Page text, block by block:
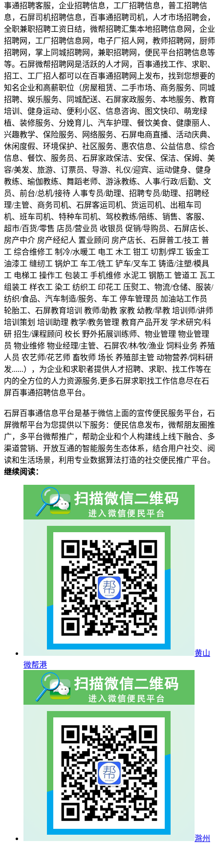
事通招聘客服，企业招聘信息，工厂招聘信息，普工招聘信
息，石屏司机招聘信息，百事通招聘司机，人才市场招聘会，
全职兼职招聘工资日结，微帮招聘汇集本地招聘信息网，企业
招聘网，工厂招聘信息网，电子厂招人网，教师招聘网，厨师
招聘网，掌上同城招聘网，兼职招聘网，便民平台招聘信息等
等。石屏微帮招聘网是活跃的人才网，百事通找工作、求职、
招工、工厂招人都可以在百事通招聘网上发布，找到您想要的
知名企业和高薪职位（房屋租赁、二手市场、商务服务、同城
招聘、娱乐服务、同城配送、石屏家政服务、本地服务、教育
培训、健身运动、便利小区、信息咨询、图文快印、萌宠绿
植、装修服务、分娩育儿、汽车护理、餐饮美食、健康丽人、
兴趣教学、保险服务、网络服务、石屏电商直播、活动庆典、
休闲度假、环境保护、社区服务、惠农信息、公益信息、综合
信息、餐饮、服务员、石屏家政保洁、安保、保洁、保姆、美
容/美发、旅游、订票员、导游、礼仪/迎宾、运动健身、健身
教练、瑜伽教练、舞蹈老师、游泳教练、人事/行政/后勤、文
员、前台/总机/接待 人事专员/助理、招聘专员/助理、招聘经
理/主管、商务司机、石屏客运司机、货运司机、出租车司
机、班车司机、特种车司机、驾校教练/陪练、销售、客服、
超市/百货/零售 店员/营业员 收银员 促销/导购员、石屏店长、
房产中介 房产经纪人 置业顾问 房产店长、石屏普工/技工 普
工 综合维修工 制冷/水暖工 电工 木工 钳工 切割/焊工 钣金工
油漆工 缝纫工 锅炉工 车工/铣工 铲车/叉车工 铸造/注塑/模具
工 电梯工 操作工 包装工 手机维修 水泥工 钢筋工 管道工 瓦工
组装工 样衣工 染工 纺织工 印花工 压熨工、物流/仓储、服装/
纺织/食品、汽车制造/服务、车工 停车管理员 加油站工作员
轮胎工、石屏教育培训 教师/助教 家教 幼教/早教 培训师/讲师
培训策划 培训助理 教学/教务管理 教育产品开发 学术研究/科
研 招生/课程顾问 校长 野外拓展训练师、物业管理 物业管理
员 物业维修 物业经理/主管、石屏农/林/牧/渔业 饲料业务 养殖
人员 农艺师/花艺师 畜牧师 场长 养殖部主管 动物营养/饲料研
发......），为企业和求职者提供人才招聘、求职、找工作等在
内的全方位的人力资源服务,更多石屏求职找工作信息尽在石
屏百事通招聘信息平台。
石屏百事通信息平台是基于微信上面的宣传便民服务平台，石
屏微帮平台为您提供以下服务：便民信息发布，微帮朋友圈推
广，多平台微帮推广，帮助企业和个人构建线上线下融合、多
渠道营销、开放互通的智能服务生态体系，结合用户社交、阅
读和生活场景，利用专业数据算法打造的社交便民推广平台。
继续阅读：
黄山
微帮港
滁州